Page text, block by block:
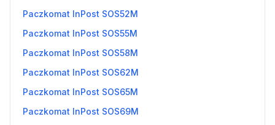
Paczkomat InPost SOS52M
Paczkomat InPost SOS55M
Paczkomat InPost SOS58M
Paczkomat InPost SOS62M
Paczkomat InPost SOS65M
Paczkomat InPost SOS69M